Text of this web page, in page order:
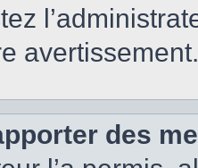
avertissement.
des